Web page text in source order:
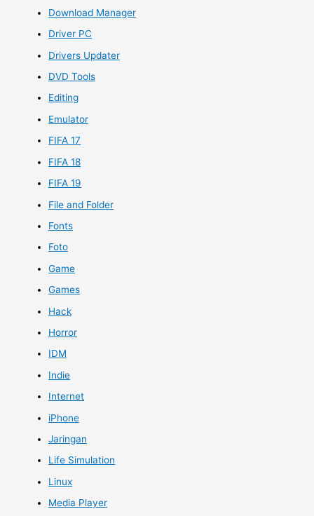
Download Manager
Driver PC
Drivers Updater
DVD Tools
Editing
Emulator
FIFA 17
FIFA 18
FIFA 19
File and Folder
Fonts
Foto
Game
Games
Hack
Horror
IDM
Indie
Internet
iPhone
Jaringan
Life Simulation
Linux
Media Player